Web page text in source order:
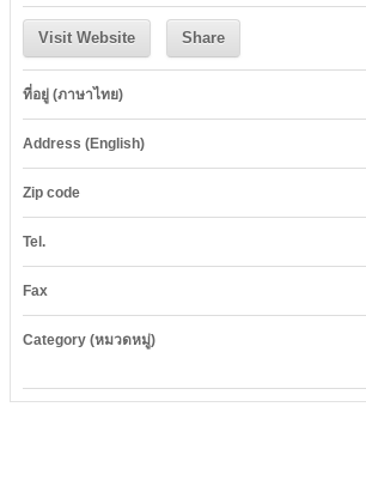
Visit Website Share
ที่อยู่ (ภาษาไทย)
Address (English)
Zip code
Tel.
Fax
Category (หมวดหมู่)